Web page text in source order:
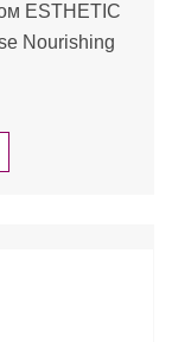
ESTHETIC
Nourishing